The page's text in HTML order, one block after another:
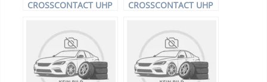
CROSSCONTACT UHP
235/65 R17 104V –
Sommerreifen
CROSSCONTACT UHP
235/60 R18 103V –
Sommerreifen